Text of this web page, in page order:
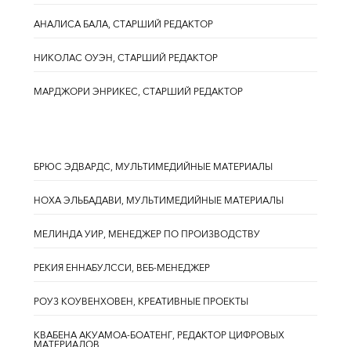
АНАЛИСА БАЛА, СТАРШИЙ РЕДАКТОР
НИКОЛАС ОУЭН, СТАРШИЙ РЕДАКТОР
МАРДЖОРИ ЭНРИКЕС, СТАРШИЙ РЕДАКТОР
БРЮС ЭДВАРДС, МУЛЬТИМЕДИЙНЫЕ МАТЕРИАЛЫ
НОХА ЭЛЬБАДАВИ, МУЛЬТИМЕДИЙНЫЕ МАТЕРИАЛЫ
МЕЛИНДА УИР, МЕНЕДЖЕР ПО ПРОИЗВОДСТВУ
РЕКИЯ ЕННАБУЛССИ, ВЕБ-МЕНЕДЖЕР
РОУЗ КОУВЕНХОВЕН, КРЕАТИВНЫЕ ПРОЕКТЫ
КВАБЕНА АКУАМОА-БОАТЕНГ, РЕДАКТОР ЦИФРОВЫХ